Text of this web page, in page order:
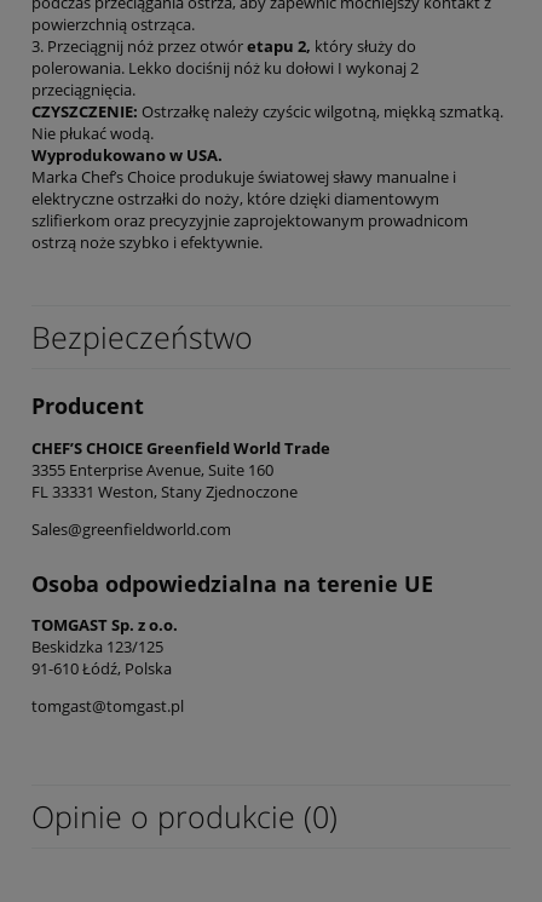
powierzchnią ostrząca.
3. Przeciągnij nóż przez otwóretapu 2, który służy do
polerowania. Lekko dociśnij nóż ku dołowi I wykonaj 2
przeciągnięcia.
CZYSZCZENIE: Ostrzałkę należy czyścic wilgotną, miękką szmatką.
Nie płukać wodą.
Wyprodukowano w USA.
Marka Chef’s Choice produkuje światowej sławy manualne i
elektryczne ostrzałki do noży, które dzięki diamentowym
szlifierkom oraz precyzyjnie zaprojektowanym prowadnicom
ostrzą noże szybko i efektywnie.
Bezpieczeństwo
Producent
CHEF’S CHOICE Greenfield World Trade
3355 Enterprise Avenue, Suite 160
FL 33331 Weston, Stany Zjednoczone
Sales@greenfieldworld.com
Osoba odpowiedzialna na terenie UE
TOMGAST Sp. z o.o.
Beskidzka 123/125
91-610 Łódź, Polska
tomgast@tomgast.pl
Opinie o produkcie (0)